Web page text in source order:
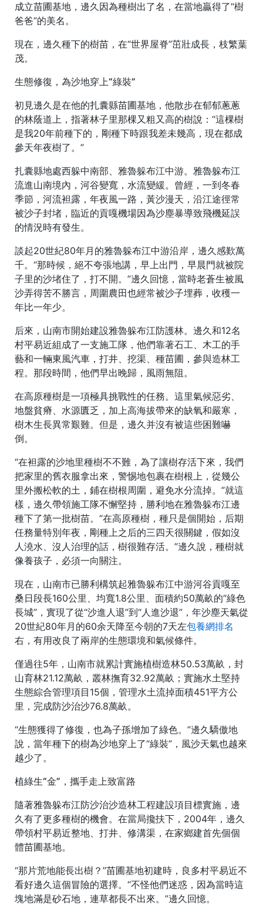
成立苗圃基地，邊久因為種樹出了名，在當地贏得了“樹
爸爸”的美名。
現在，邊久種下的樹苗，在“世界屋脊”茁壯成長，枝繁葉
茂。
生態修復，為沙地穿上“綠裝”
初見邊久是在他的扎囊縣苗圃基地，他散步在郁郁蔥蔥
的林蔭道上，指著林子里那棵又粗又高的樹說：“這棵樹
是我20年前種下的，剛種下時跟我差未幾高，現在都成
參天年夜樹了。”
扎囊縣地處西躲中南部、雅魯躲布江中游。雅魯躲布江
流進山南境內，河谷變寬，水流變緩。曾經，一到冬春
季節，河流袒露，年夜風一路，黃沙漫天，沿江途徑常
被沙子封堵，臨近的貢嘎機場因為沙塵暴導致飛機延誤
的情況時有發生。
談起20世紀80年月的雅魯躲布江中游沿岸，邊久感歎萬
千。“那時候，絕不夸張地講，早上出門，早晨門就被院
子里的沙堵住了，打不開。”邊久回憶，當時老蒼生被風
沙弄得苦不勝言，周圍農田也經常被沙子埋葬，收穫一
年比一年少。
后來，山南市開始建設雅魯躲布江防護林。邊久和12名
村平易近組成了一支施工隊，他們靠著石工、木工的手
藝和一輛東風汽車，打井、挖渠、種苗圃，參與造林工
程。那段時間，他們早出晚歸，風雨無阻。
在高原種樹是一項極具挑戰性的任務。這里氣候惡劣、
地盤貧瘠、水源匱乏，加上高海拔帶來的缺氧和嚴寒，
樹木生長異常艱難。但是，邊久并沒有被這些困難嚇
倒。
“在袒露的沙地里種樹不不難，為了讓樹存活下來，我們
把家里的舊衣服拿出來，警惕地包裹在樹根上，從幾公
里外搬松軟的土，鋪在樹根周圍，避免水分流掉。”就這
樣，邊久帶領施工隊不懈堅持，勝利地在雅魯躲布江邊
種下了第一批樹苗。“在高原種樹，種只是個開始，后期
任務量特別年夜，剛種上之后的三四天很關鍵，假如沒
人澆水、沒人治理的話，樹很難存活。”邊久說，種樹就
像養孩子，必須一向關注。
現在，山南市已勝利構筑起雅魯躲布江中游河谷貢嘎至
桑日段長160公里、均寬1.8公里、面積約50萬畝的“綠色
長城”，實現了從“沙進人退”到“人進沙退”，年沙塵天氣從
20世紀80年月的60余天降至今朝的7天左包養網排名
右，有用改良了兩岸的生態環境和氣候條件。
僅過往5年，山南市就累計實施植樹造林50.53萬畝，封
山育林21.12萬畝，叢林撫育32.92萬畝；實施水土堅持
生態綜合管理項目15個，管理水土流掉面積451平方公
里，完成防沙治沙76.8萬畝。
“生態獲得了修復，也為子孫增加了綠色。”邊久驕傲地
說，當年種下的樹為沙地穿上了“綠裝”，風沙天氣也越來
越少了。
植綠生“金”，攜手走上致富路
隨著雅魯躲布江防沙治沙造林工程建設項目標實施，邊
久有了更多種樹的機會。在當局攙扶下，2004年，邊久
帶領村平易近整地、打井、修溝渠，在家鄉建首先個個
體苗圃基地。
“那片荒地能長出樹？”苗圃基地初建時，良多村平易近不
看好邊久這個冒險的選擇。“不怪他們迷惑，因為當時這
塊地滿是砂石地，連草都長不出來。”邊久回憶。